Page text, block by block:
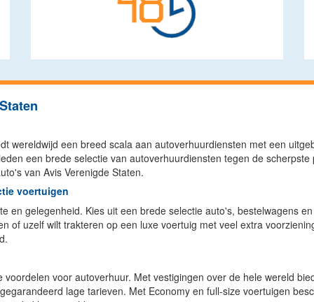
wereldwijd een breed scala aan autoverhuurdiensten met een
een brede selectie van autoverhuurdiensten tegen de
van Avis Verenigde Staten.
voertuigen
en gelegenheid. Kies uit een brede selectie auto's, bestelwagens
of uzelf wilt trakteren op een luxe voertuig met veel extra
voor autoverhuur. Met vestigingen over de hele wereld
lage tarieven. Met Economy en full-size voertuigen